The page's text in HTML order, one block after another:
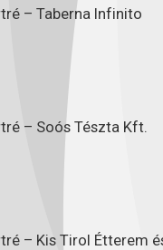
– Taberna Infinito
– Soós Tészta Kft.
– Kis Tirol Étterem